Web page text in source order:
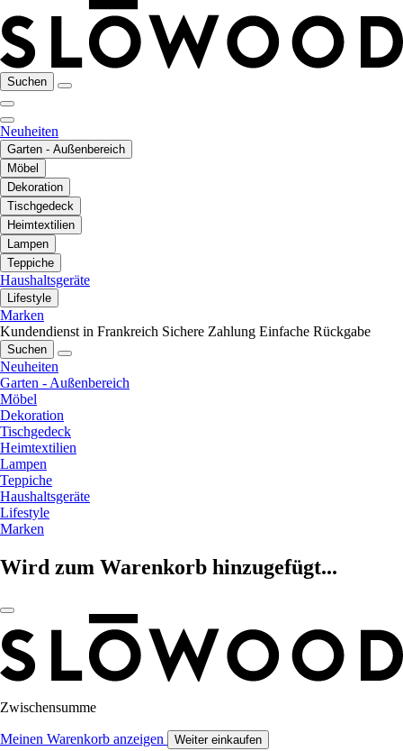
Suchen
Neuheiten
Garten - Außenbereich
Möbel
Dekoration
Tischgedeck
Heimtextilien
Lampen
Teppiche
Haushaltsgeräte
Lifestyle
Marken
Kundendienst in Frankreich Sichere Zahlung Einfache Rückgabe
Suchen
Neuheiten
Garten - Außenbereich
Möbel
Dekoration
Tischgedeck
Heimtextilien
Lampen
Teppiche
Haushaltsgeräte
Lifestyle
Marken
Wird zum Warenkorb hinzugefügt...
Zwischensumme
Meinen Warenkorb anzeigen Weiter einkaufen